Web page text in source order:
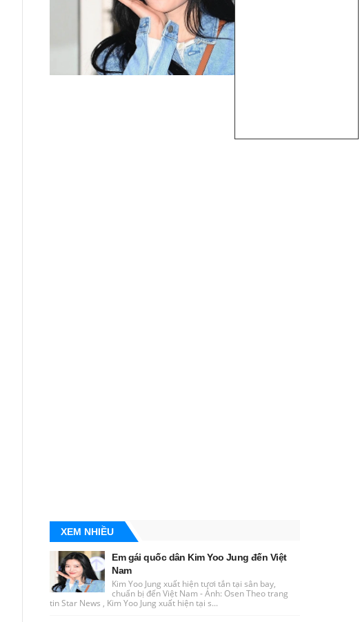
XEM NHIỀU
Em gái quốc dân Kim Yoo Jung đến Việt
Nam
Kim Yoo Jung xuất hiện tươi tắn tại sân bay,
chuẩn bị đến Việt Nam - Ảnh: Osen Theo trang
tin Star News , Kim Yoo Jung xuất hiện tại s...